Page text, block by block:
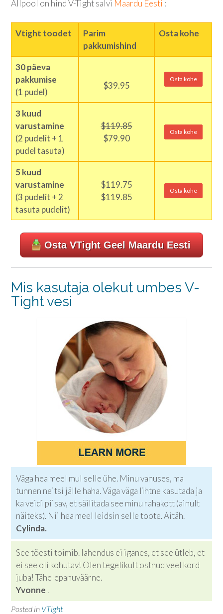
Allpool on hind V-Tight salvi Maardu Eesti :
Vtight toodet
Parim
pakkumishind
Osta kohe
30 päeva
pakkumise
(1 pudel)
$39.95
Osta kohe
3 kuud
varustamine
(2 pudelit + 1
pudel tasuta)
$119.85
$79.90
Osta kohe
5 kuud
varustamine
(3 pudelit + 2
tasuta pudelit)
$119.75
$119.85
Osta kohe
Osta VTight Geel Maardu Eesti
Mis kasutaja olekut umbes V-
Tight vesi
Väga hea meel mul selle ühe. Minu vanuses, ma
tunnen neitsi jälle haha. Väga väga lihtne kasutada ja
ka veidi piisav, et säilitada see minu rahakott (ainult
näiteks). Nii hea meel leidsin selle toote. Aitäh.
Cylinda.
See tõesti toimib. lahendus ei iganes, et see ütleb, et
ei see oli kohutav! Olen tegelikult ostnud veel kord
juba! Tähelepanuväärne.
Yvonne .
Posted in VTight